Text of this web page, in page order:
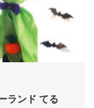
ランド てる